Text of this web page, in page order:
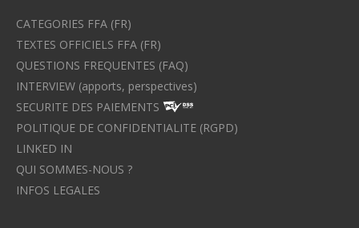
CATEGORIES FFA (FR)
TEXTES OFFICIELS FFA (FR)
QUESTIONS FREQUENTES (FAQ)
INTERVIEW (apports, perspectives)
SECURITE DES PAIEMENTS
POLITIQUE DE CONFIDENTIALITE (RGPD)
LINKED IN
QUI SOMMES-NOUS ?
INFOS LEGALES